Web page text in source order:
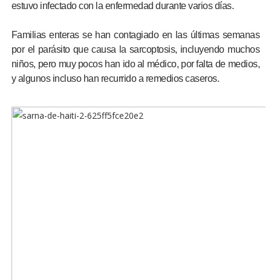
estuvo infectado con la enfermedad durante varios días.
Familias enteras se han contagiado en las últimas semanas
por el parásito que causa la sarcoptosis, incluyendo muchos
niños, pero muy pocos han ido al médico, por falta de medios,
y algunos incluso han recurrido a remedios caseros.